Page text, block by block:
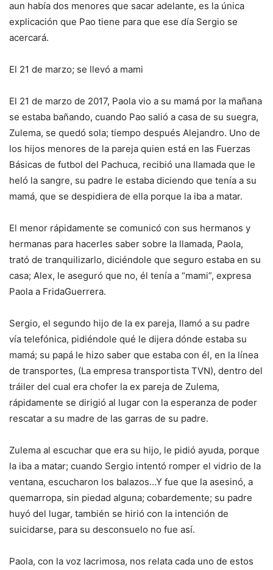
aun había dos menores que sacar adelante, es la única
explicación que Pao tiene para que ese día Sergio se
acercará.
El 21 de marzo; se llevó a mami
El 21 de marzo de 2017, Paola vio a su mamá por la mañana
se estaba bañando, cuando Pao salió a casa de su suegra,
Zulema, se quedó sola; tiempo después Alejandro. Uno de
los hijos menores de la pareja quien está en las Fuerzas
Básicas de futbol del Pachuca, recibió una llamada que le
heló la sangre, su padre le estaba diciendo que tenía a su
mamá, que se despidiera de ella porque la iba a matar.
El menor rápidamente se comunicó con sus hermanos y
hermanas para hacerles saber sobre la llamada, Paola,
trató de tranquilizarlo, diciéndole que seguro estaba en su
casa; Alex, le aseguró que no, él tenía a “mami”, expresa
Paola a FridaGuerrera.
Sergio, el segundo hijo de la ex pareja, llamó a su padre
vía telefónica, pidiéndole qué le dijera dónde estaba su
mamá; su papá le hizo saber que estaba con él, en la línea
de transportes, (La empresa transportista TVN), dentro del
tráiler del cual era chofer la ex pareja de Zulema,
rápidamente se dirigió al lugar con la esperanza de poder
rescatar a su madre de las garras de su padre.
Zulema al escuchar que era su hijo, le pidió ayuda, porque
la iba a matar; cuando Sergio intentó romper el vidrio de la
ventana, escucharon los balazos…Y fue que la asesinó, a
quemarropa, sin piedad alguna; cobardemente; su padre
huyó del lugar, también se hirió con la intención de
suicidarse, para su desconsuelo no fue así.
Paola, con la voz lacrimosa, nos relata cada uno de estos